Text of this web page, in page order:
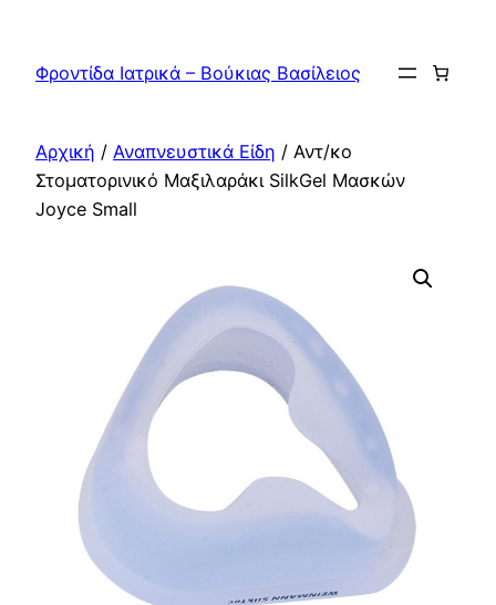
περιεχόμενο
Φροντίδα Ιατρικά – Βούκιας Βασίλειος
Αρχική / Αναπνευστικά Είδη / Αντ/κo
Στοματορινικό Μαξιλαράκι SilkGel Μασκών
Joyce Small